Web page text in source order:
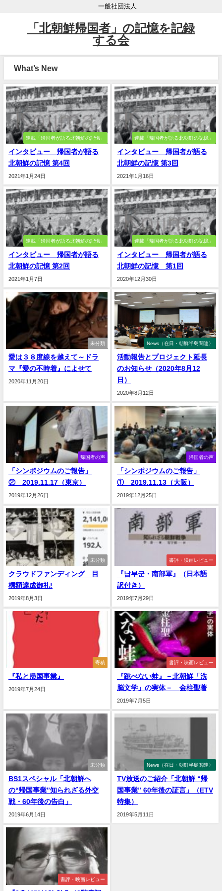
一般社団法人
「北朝鮮帰国者」の記憶を記録
する会
What’s New
連載「帰国者が語る北朝鮮の記憶」
インタビュー 帰国者が語る
北朝鮮の記憶 第4回
2021年1月24日
連載「帰国者が語る北朝鮮の記憶」
インタビュー 帰国者が語る
北朝鮮の記憶 第3回
2021年1月16日
連載「帰国者が語る北朝鮮の記憶」
インタビュー 帰国者が語る
北朝鮮の記憶 第2回
2021年1月7日
連載「帰国者が語る北朝鮮の記憶」
インタビュー 帰国者が語る
北朝鮮の記憶 第1回
2020年12月30日
未分類
愛は３８度線を越えて～ドラ
マ『愛の不時着』によせて
2020年11月20日
News（在日・朝鮮半島関連〉
活動報告とプロジェクト延長
のお知らせ（2020年8月12
日）
2020年8月12日
帰国者の声
「シンポジウムのご報告」
② 2019.11.17（東京）
2019年12月26日
帰国者の声
「シンポジウムのご報告」
① 2019.11.13（大阪）
2019年12月25日
未分類
クラウドファンディング 目
標額達成御礼!
2019年8月3日
書評・映画レビュー
『남부군・南部軍』（日本語
訳付き）
2019年7月29日
寄稿
『私と帰国事業』
2019年7月24日
書評・映画レビュー
『跳べない蛙』－北朝鮮「洗
脳文学」の実体－ 金柱聖著
2019年7月5日
未分類
BS1スペシャル「北朝鮮へ
の“帰国事業”知られざる外交
戦・60年後の告白」
2019年6月14日
News（在日・朝鮮半島関連〉
TV放送のご紹介「北朝鮮 “帰
国事業” 60年後の証言」（ETV
特集）
2019年5月11日
書評・映画レビュー